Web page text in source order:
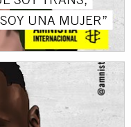
UNA MUJER”